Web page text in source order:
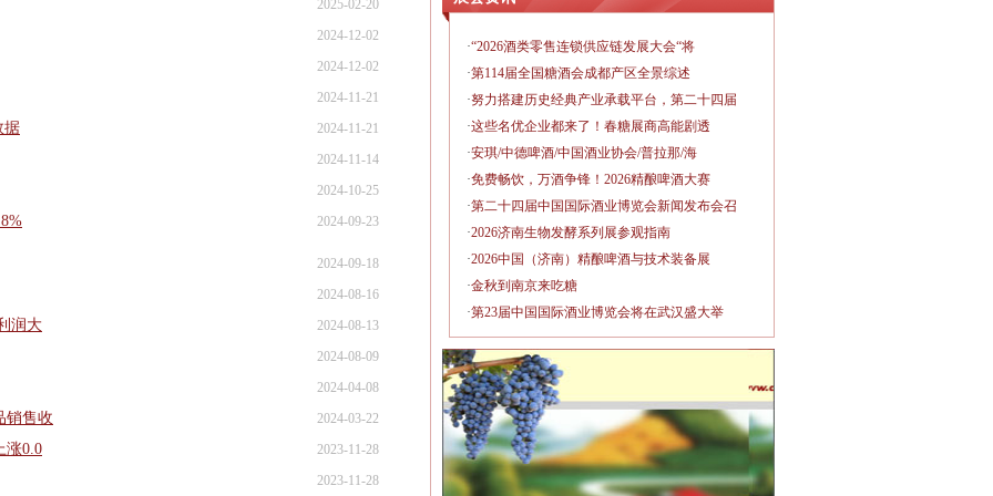
2025-02-20
2024-12-02
2024-12-02
2024-11-21
2024-11-21
据
2024-11-14
2024-10-25
2024-09-23
2024-09-18
2024-08-16
2024-08-13
润大
2024-08-09
2024-04-08
2024-03-22
销售收
2023-11-28
涨0.0
2023-11-28
·“2026酒类零售连锁供应链发展大会“将
·第114届全国糖酒会成都产区全景综述
·努力搭建历史经典产业承载平台，第二十四届
·这些名优企业都来了！春糖展商高能剧透
·安琪/中德啤酒/中国酒业协会/普拉那/海
·免费畅饮，万酒争锋！2026精酿啤酒大赛
·第二十四届中国国际酒业博览会新闻发布会召
·2026济南生物发酵系列展参观指南
·2026中国（济南）精酿啤酒与技术装备展
·金秋到南京来吃糖
·第23届中国国际酒业博览会将在武汉盛大举